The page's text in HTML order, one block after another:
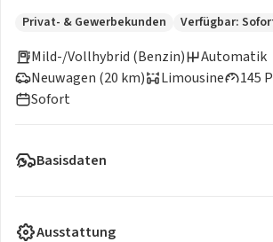
Privat- & Gewerbekunden Verfügbar:
Mild-/Vollhybrid (Benzin)
Neuwagen (20 km)
145
Automatik
Limousine
Sofort
Basisdaten
Ausstattung